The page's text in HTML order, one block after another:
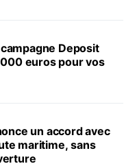
Deposit
000 euros pour vos
un accord avec
maritime, sans